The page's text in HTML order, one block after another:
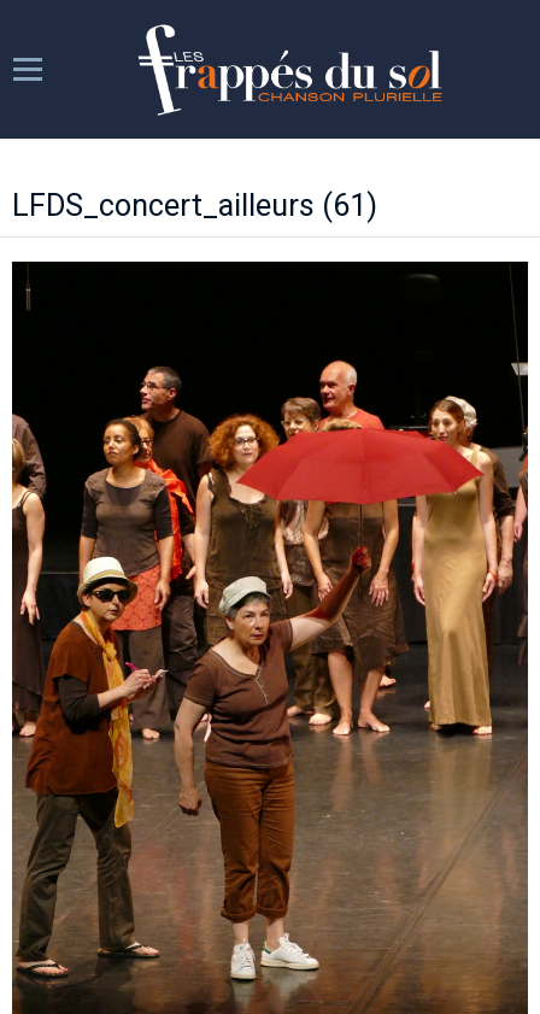
Les répétitions
LFDS_concert_ailleurs (61)